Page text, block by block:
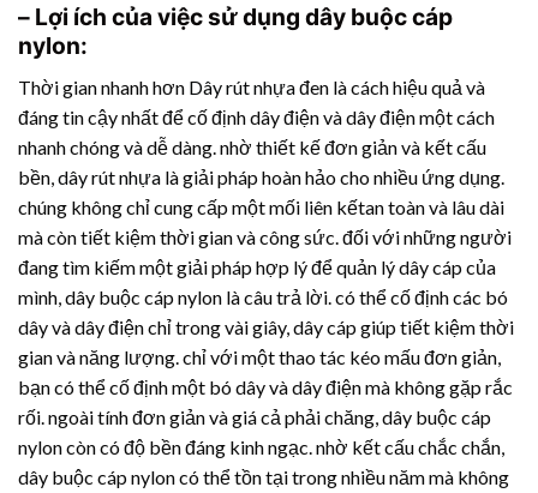
– Lợi ích của việc sử dụng dây buộc cáp
nylon:
Thời gian nhanh hơn Dây rút nhựađen là cách hiệu quả và
đáng tin cậy nhất để cố định dây điện và dây điện một cách
nhanh chóng và dễ dàng. nhờ thiết kế đơn giản và kết cấu
bền,dây rút nhựa là giải pháp hoàn hảo cho nhiều ứng dụng.
chúng không chỉ cung cấp một mối liên kếtan toàn và lâu dài
mà còn tiết kiệm thời gian và công sức. đối với những người
đang tìm kiếm một giải pháp hợp lý để quản lý dây cáp của
mình, dây buộc cáp nylon là câu trả lời. có thể cố định các bó
dây và dây điện chỉ trong vài giây, dây cáp giúp tiết kiệm thời
gian và năng lượng. chỉ với một thao tác kéo mấu đơn giản,
bạn có thể cố định một bó dây và dây điện mà không gặp rắc
rối. ngoài tính đơn giản và giá cả phải chăng, dây buộc cáp
nylon còn có độ bền đáng kinh ngạc. nhờ kết cấu chắc chắn,
dây buộc cáp nylon có thể tồn tại trong nhiều năm mà không